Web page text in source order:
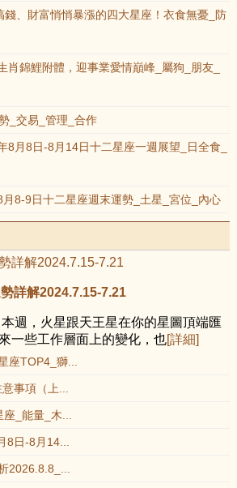
錢、財富悄悄暴漲的四大星座！衣食無憂_防
肖錦鯉附體，迎事業愛情巔峰_屬狗_朋友_
_交易_管理_合作
8月8日-8月14日十二星座一週展望_日全食_
8-9日十二星座週末運勢_土星_宮位_內心
詳解2024.7.15-7.21
週，火星跟天王星在你的星圖頂端匯
一些工作層面上的變化，也[詳細]
座TOP4_獅...
事項（上...
_能量_木...
8日-8月14...
2026.8.8_...